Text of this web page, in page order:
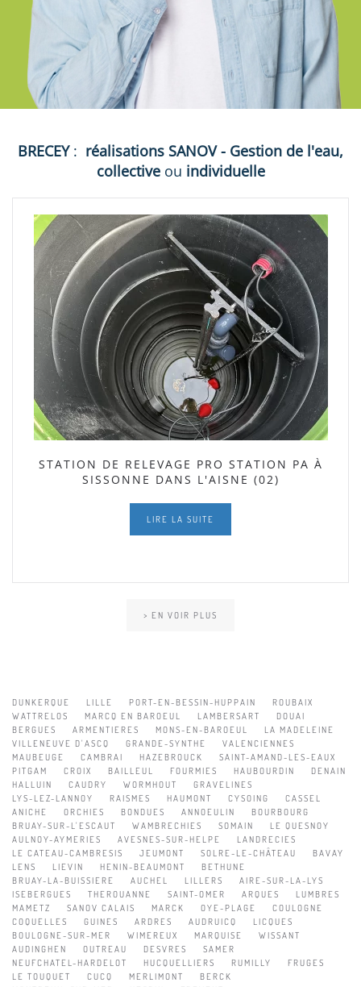
BRECEY : réalisations SANOV - Gestion de l'eau,
collective ou individuelle
STATION DE RELEVAGE PRO STATION PA À
SISSONNE DANS L'AISNE (02)
LIRE LA SUITE
> EN VOIR PLUS
DUNKERQUE LILLE PORT-EN-BESSIN-HUPPAIN
ROUBAIX
WATTRELOS
MARCQ EN BAROEUL LAMBERSART
DOUAI
BERGUES
ARMENTIERES MONS-EN-BAROEUL
LA MADELEINE
VILLENEUVE D'ASCQ
GRANDE-SYNTHE
VALENCIENNES
MAUBEUGE
CAMBRAI HAZEBROUCK
SAINT-AMAND-LES-EAUX
PITGAM
CROIX BAILLEUL FOURMIES HAUBOURDIN
DENAIN
HALLUIN
CAUDRY WORMHOUT
GRAVELINES
LYS-LEZ-LANNOY
RAISMES HAUMONT CYSOING
CASSEL
ANICHE
ORCHIES BONDUES ANNOEULIN
BOURBOURG
BRUAY-SUR-L'ESCAUT
WAMBRECHIES SOMAIN
LE QUESNOY
AULNOY-AYMERIES
AVESNES-SUR-HELPE
LANDRECIES
LE CATEAU-CAMBRESIS
JEUMONT SOLRE-LE-CHÂTEAU
BAVAY
LENS
LIEVIN HENIN-BEAUMONT
BETHUNE
BRUAY-LA-BUISSIERE
AUCHEL LILLERS
AIRE-SUR-LA-LYS
ISEBERGUES
THEROUANNE SAINT-OMER ARQUES
LUMBRES
MAMETZ
SANOV CALAIS MARCK OYE-PLAGE
COULOGNE
COQUELLES
GUINES ARDRES AUDRUICQ
LICQUES
BOULOGNE-SUR-MER
WIMEREUX MARQUISE
WISSANT
AUDINGHEN
OUTREAU DESVRES
SAMER
NEUFCHATEL-HARDELOT
HUCQUELLIERS RUMILLY
FRUGES
LE TOUQUET
CUCQ MERLIMONT
BERCK